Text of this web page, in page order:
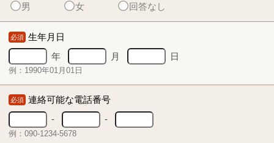
男
女 回答なし
必須 生年月日
年
月 日
例：1990年01月01日
必須 連絡可能な電話番号
-
-
例：090-1234-5678